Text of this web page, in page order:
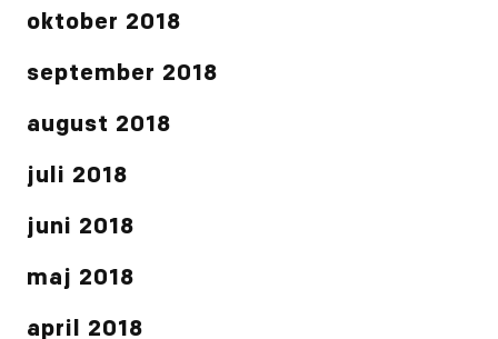
oktober 2018
september 2018
august 2018
juli 2018
juni 2018
maj 2018
april 2018